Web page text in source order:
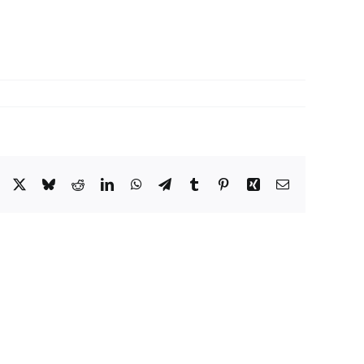
Facebook
X BlueskyRedditLinkedInWhatsApp
TelegramTumblr PinterestXing Email